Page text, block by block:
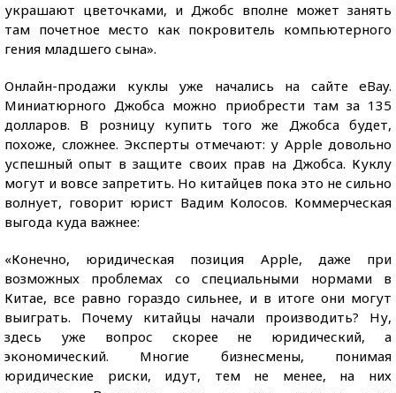
украшают цветочками, и Джобс вполне может занять
там почетное место как покровитель компьютерного
гения младшего сына».
Онлайн-продажи куклы уже начались на сайте eBay.
Миниатюрного Джобса можно приобрести там за 135
долларов. В розницу купить того же Джобса будет,
похоже, сложнее. Эксперты отмечают: у Apple довольно
успешный опыт в защите своих прав на Джобса. Куклу
могут и вовсе запретить. Но китайцев пока это не сильно
волнует, говорит юрист Вадим Колосов. Коммерческая
выгода куда важнее:
«Конечно, юридическая позиция Apple, даже при
возможных проблемах со специальными нормами в
Китае, все равно гораздо сильнее, и в итоге они могут
выиграть. Почему китайцы начали производить? Ну,
здесь уже вопрос скорее не юридический, а
экономический. Многие бизнесмены, понимая
юридические риски, идут, тем не менее, на них